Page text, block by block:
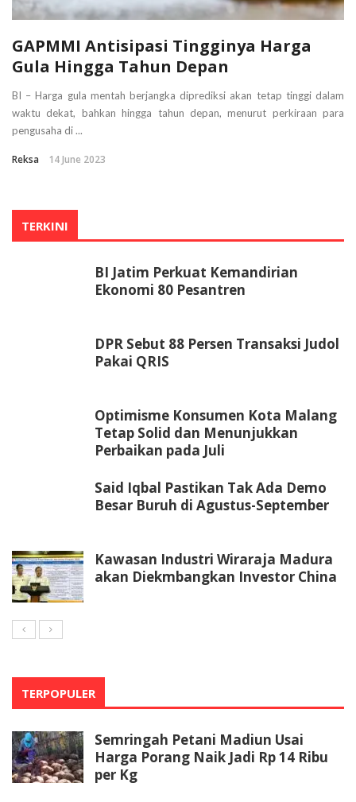
GAPMMI Antisipasi Tingginya Harga
Gula Hingga Tahun Depan
BI – Harga gula mentah berjangka diprediksi akan tetap tinggi dalam
waktu dekat, bahkan hingga tahun depan, menurut perkiraan para
pengusaha di ...
Reksa 14 June 2023
TERKINI
BI Jatim Perkuat Kemandirian
Ekonomi 80 Pesantren
DPR Sebut 88 Persen Transaksi Judol
Pakai QRIS
Optimisme Konsumen Kota Malang
Tetap Solid dan Menunjukkan
Perbaikan pada Juli
Said Iqbal Pastikan Tak Ada Demo
Besar Buruh di Agustus-September
Kawasan Industri Wiraraja Madura
akan Diekmbangkan Investor China
TERPOPULER
Semringah Petani Madiun Usai
Harga Porang Naik Jadi Rp 14 Ribu
per Kg